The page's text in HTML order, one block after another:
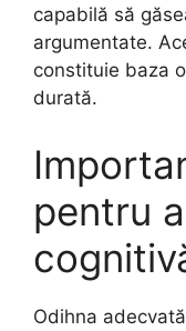
capabilă să
argumentate.
constituie baza
durată.
pentru
Odihna